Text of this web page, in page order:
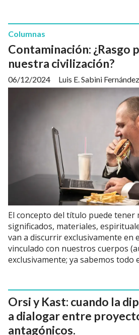
Contaminación: ¿Rasgo
nuestra civilización?
Luis E. Sabini Fernández
Columnas
06/12/2024
El concepto del título puede tener
significados, materiales,
van a discurrir exclusivamente en
vinculado con nuestros cuerpos
exclusivamente; ya sabemos todo
Orsi y Kast: cuando la
a dialogar entre
antagónicos.